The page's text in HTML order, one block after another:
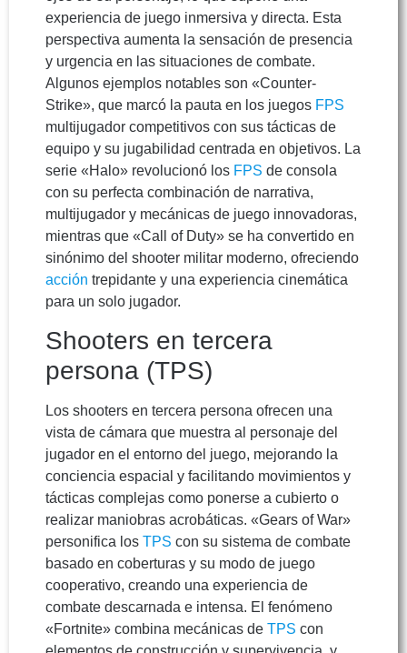
experiencia de juego inmersiva y directa. Esta
perspectiva aumenta la sensación de presencia
y urgencia en las situaciones de combate.
Algunos ejemplos notables son «Counter-
Strike», que marcó la pauta en los juegos FPS
multijugador competitivos con sus tácticas de
equipo y su jugabilidad centrada en objetivos. La
serie «Halo» revolucionó los FPS de consola
con su perfecta combinación de narrativa,
multijugador y mecánicas de juego innovadoras,
mientras que «Call of Duty» se ha convertido en
sinónimo del shooter militar moderno, ofreciendo
acción trepidante y una experiencia cinemática
para un solo jugador.
Shooters en tercera
persona (TPS)
Los shooters en tercera persona ofrecen una
vista de cámara que muestra al personaje del
jugador en el entorno del juego, mejorando la
conciencia espacial y facilitando movimientos y
tácticas complejas como ponerse a cubierto o
realizar maniobras acrobáticas. «Gears of War»
personifica los TPS con su sistema de combate
basado en coberturas y su modo de juego
cooperativo, creando una experiencia de
combate descarnada e intensa. El fenómeno
«Fortnite» combina mecánicas de TPS con